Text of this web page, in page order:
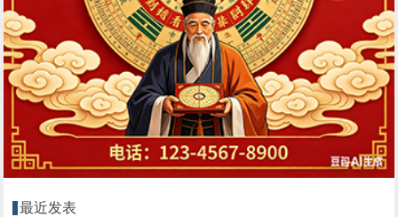
最近发表